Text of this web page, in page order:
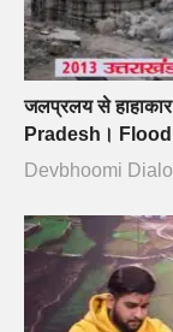
जलप्रलय से
Pradesh।
Devbhoomi